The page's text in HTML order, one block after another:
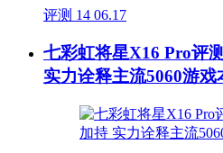
评测 14 06.17
七彩虹将星X16 Pro评
实力诠释主流5060游戏